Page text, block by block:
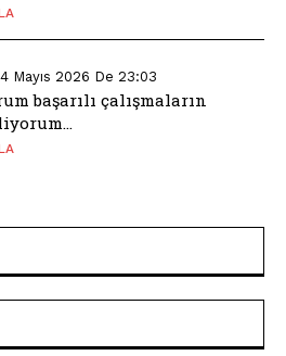
Mayıs 2026 De 23:03
başarılı çalışmaların